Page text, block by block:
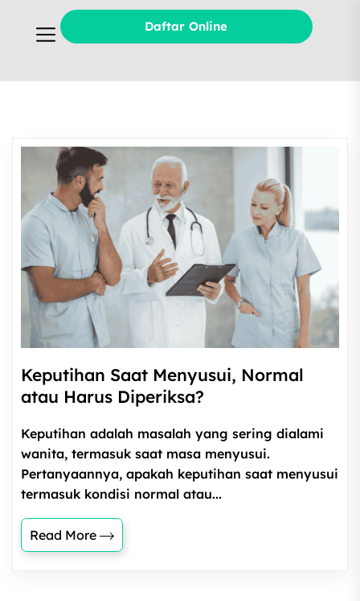
Daftar Online
Keputihan Saat Menyusui, Normal
atau Harus Diperiksa?
Keputihan adalah masalah yang sering dialami
wanita, termasuk saat masa menyusui.
Pertanyaannya, apakah keputihan saat menyusui
termasuk kondisi normal atau...
Read More